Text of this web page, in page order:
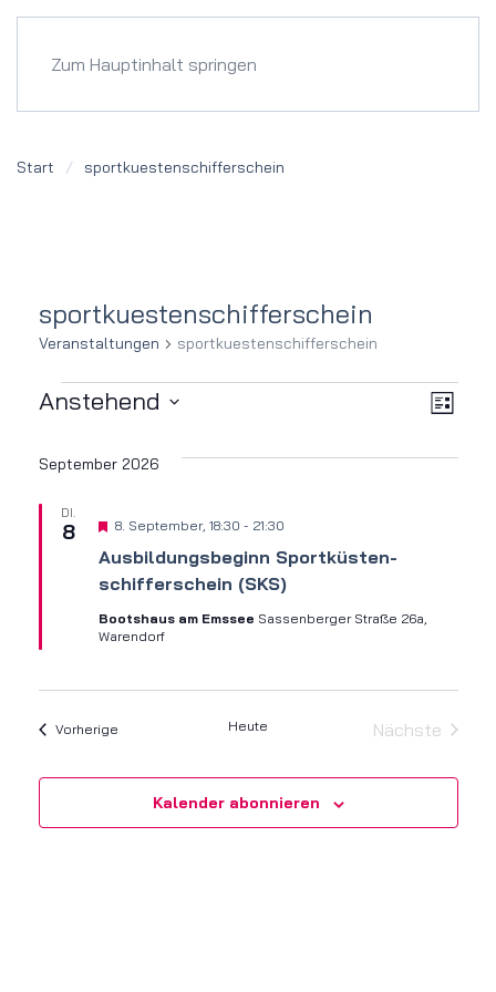
Zum Hauptinhalt springen
Start sportkuestenschifferschein
sportkuestenschifferschein
Veranstaltungen sportkuestenschifferschein
Veranstaltungen Liste
Anstehend
wählen.
September 2026
DI.
8
Ausbildungs­beginn Sportküsten­
schifferschein (SKS)
Hervorgehoben
8. September, 18:30 - 21:30
Bootshaus am Emssee Sassenberger Straße 26a,
Warendorf
VorherigeVeranstaltungen Heute
Nächste
Kalender abonnieren